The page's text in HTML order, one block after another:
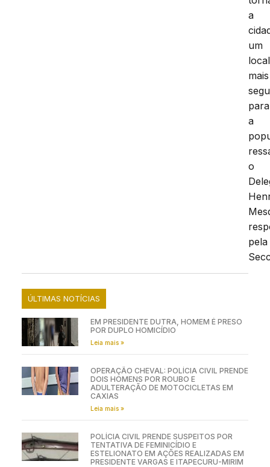
a
um
local
mais
para
a
o
pela
ÚLTIMAS NOTÍCIAS
EM PRESIDENTE DUTRA, HOMEM É PRESO
POR DUPLO HOMICÍDIO
Leia mais »
OPERAÇÃO CHEVAL: POLÍCIA CIVIL PRENDE
DOIS HOMENS POR ROUBO E
ADULTERAÇÃO DE MOTOCICLETAS EM
CAXIAS
Leia mais »
POLÍCIA CIVIL PRENDE SUSPEITOS POR
TENTATIVA DE FEMINICÍDIO E
ESTELIONATO EM AÇÕES REALIZADAS EM
PRESIDENTE VARGAS E ITAPECURU-MIRIM